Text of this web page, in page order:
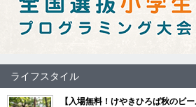
ライフスタイル
【入場無料！けやきひろば秋のビ